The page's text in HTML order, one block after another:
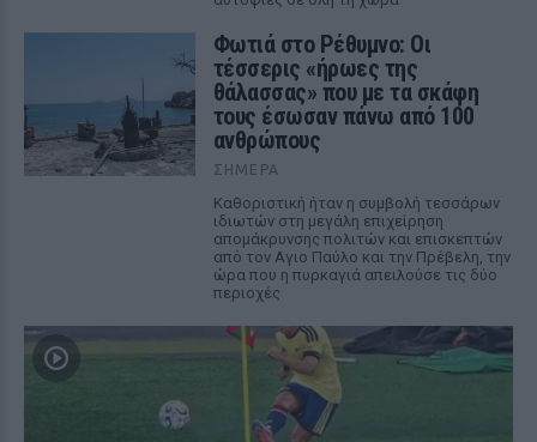
Φωτιά στο Ρέθυμνο: Οι
τέσσερις «ήρωες της
θάλασσας» που με τα σκάφη
τους έσωσαν πάνω από 100
ανθρώπους
ΣΉΜΕΡΑ
Καθοριστική ήταν η συμβολή τεσσάρων
ιδιωτών στη μεγάλη επιχείρηση
απομάκρυνσης πολιτών και επισκεπτών
από τον Αγιο Παύλο και την Πρέβελη, την
ώρα που η πυρκαγιά απειλούσε τις δύο
περιοχές